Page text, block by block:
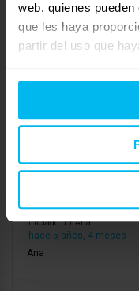
web, quienes
que les haya
partir del uso que
Compra colchón
Iniciado por:Ana
hace 5 años, 4 meses
Iniciado por:Ana
Compra colchón
Iniciado por:Ana
hace 5 años, 4 meses
Ana